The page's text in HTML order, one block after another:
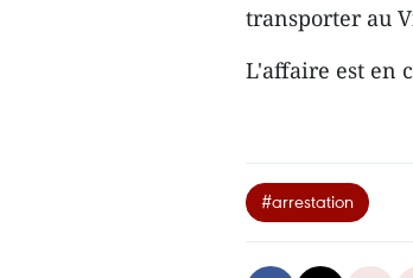
transporter au
L'affaire est en
#arrestation